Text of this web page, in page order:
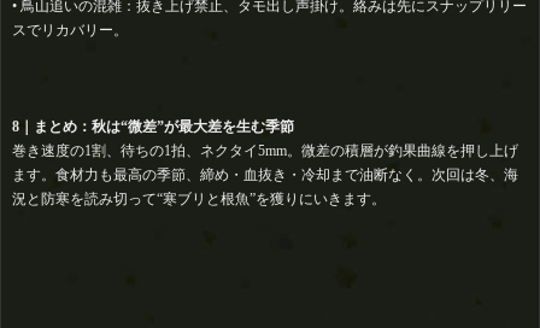
• 鳥山追いの混雑：抜き上げ禁止、タモ出し声掛け。絡みは先にスナップリリー
スでリカバリー。
8｜まとめ：秋は“微差”が最大差を生む季節
巻き速度の1割、待ちの1拍、ネクタイ5mm。微差の積層が釣果曲線を押し上げ
ます。食材力も最高の季節、締め・血抜き・冷却まで油断なく。次回は冬、海
況と防寒を読み切って“寒ブリと根魚”を獲りにいきます。